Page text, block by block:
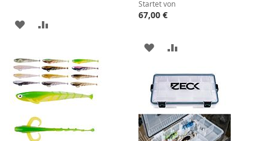
ZUR
HINZUFÜGEN
HINZUFÜGEN
Startet von
67,00 €
ZUR
HINZUFÜGEN
HINZUFÜGEN